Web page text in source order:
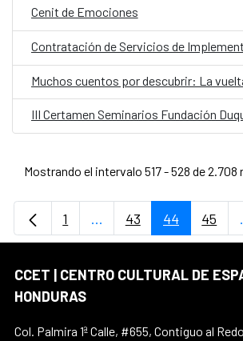
Cenit de Emociones
Mostrando el intervalo 517 - 528 de 2.708
Página
1 ...Páginas intermedias
Página
43 Página
44 45
CCET | CENTRO CULTURAL DE
HONDURAS
Col. Palmira 1ª Calle, #655, Contiguo al